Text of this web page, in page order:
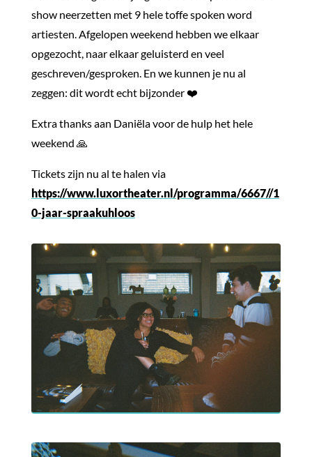
show neerzetten met 9 hele toffe spoken word
artiesten. Afgelopen weekend hebben we elkaar
opgezocht, naar elkaar geluisterd en veel
geschreven/gesproken. En we kunnen je nu al
zeggen: dit wordt echt bijzonder ❤️
Extra thanks aan Daniëla voor de hulp het hele
weekend 🙏
Tickets zijn nu al te halen via
https://www.luxortheater.nl/programma/6667//1
0-jaar-spraakuhloos